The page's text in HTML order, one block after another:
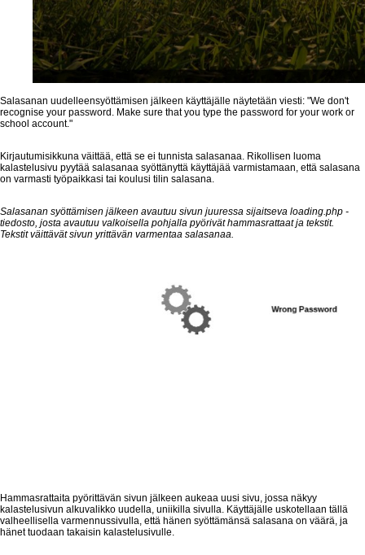
Salasanan uudelleensyöttämisen jälkeen käyttäjälle näytetään viesti: "We don't
recognise your password. Make sure that you type the password for your work or
school account."
Kirjautumisikkuna väittää, että se ei tunnista salasanaa. Rikollisen luoma
kalastelusivu pyytää salasanaa syöttänyttä käyttäjää varmistamaan, että salasana
on varmasti työpaikkasi tai koulusi tilin salasana.
Salasanan syöttämisen jälkeen avautuu sivun juuressa sijaitseva loading.php -
tiedosto, josta avautuu valkoisella pohjalla pyörivät hammasrattaat ja tekstit.
Tekstit väittävät sivun yrittävän varmentaa salasanaa.
Hammasrattaita pyörittävän sivun jälkeen aukeaa uusi sivu, jossa näkyy
kalastelusivun alkuvalikko uudella, uniikilla sivulla. Käyttäjälle uskotellaan tällä
valheellisella varmennussivulla, että hänen syöttämänsä salasana on väärä, ja
hänet tuodaan takaisin kalastelusivulle.